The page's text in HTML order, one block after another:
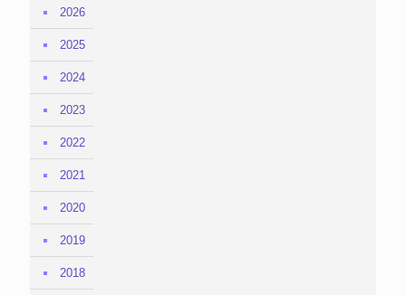
2026
2025
2024
2023
2022
2021
2020
2019
2018